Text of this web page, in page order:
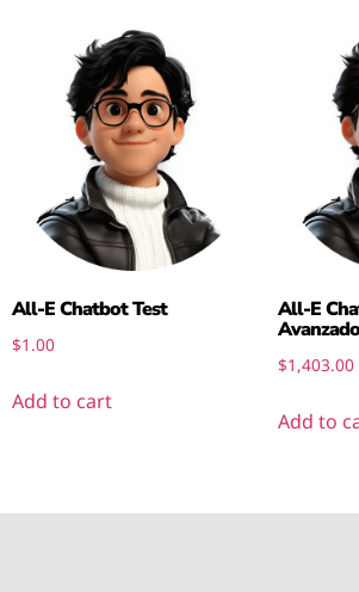
All-E Chatbot Test
$1.00
Add to cart
All-E
Avanzado
$1,403.00
Add to